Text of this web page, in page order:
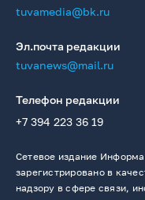
tuvamedia@bk.ru
Эл.почта редакции
tuvanews@mail.ru
Телефон редакции
+7 394 223 36 19
Сетевое издание
зарегистрировано в
надзору в сфере связи,